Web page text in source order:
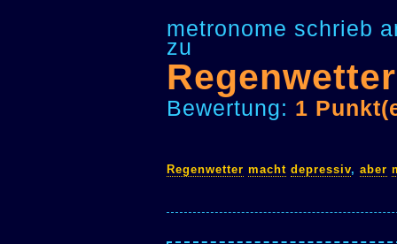
metronome schrieb
zu
Regenwetter
Bewertung: 1
Regenwetter macht depressiv, aber